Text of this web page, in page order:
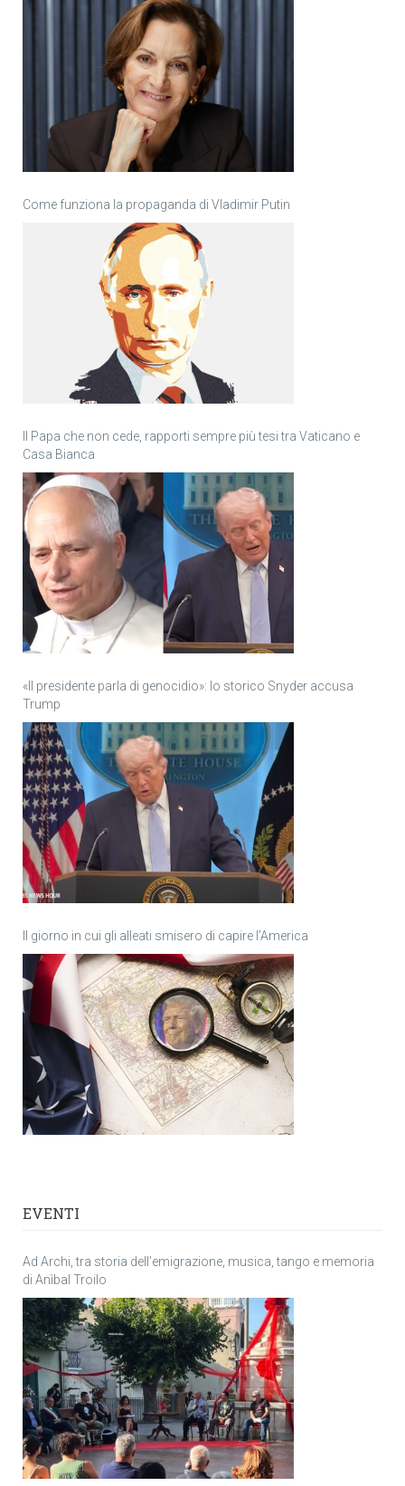
Come funziona la propaganda di Vladimir Putin
Il Papa che non cede, rapporti sempre più tesi tra Vaticano e
Casa Bianca
«Il presidente parla di genocidio»: lo storico Snyder accusa
Trump
Il giorno in cui gli alleati smisero di capire l’America
EVENTI
Ad Archi, tra storia dell’emigrazione, musica, tango e memoria
di Anìbal Troilo